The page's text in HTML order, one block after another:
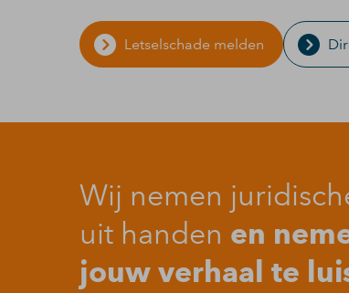
Letselschade melden
Wij nemen
uit handen en
jouw verhaal te